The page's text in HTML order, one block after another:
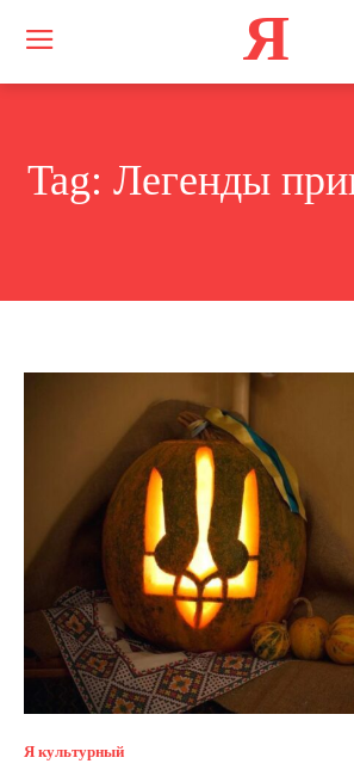
Я
Tag: Легенды
Я культурный